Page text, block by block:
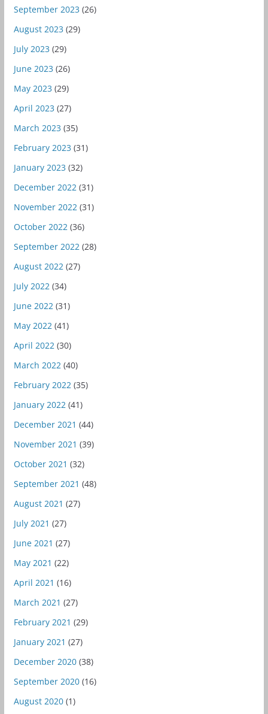
September 2023 (26)
August 2023 (29)
July 2023 (29)
June 2023 (26)
May 2023 (29)
April 2023 (27)
March 2023 (35)
February 2023 (31)
January 2023 (32)
December 2022 (31)
November 2022 (31)
October 2022 (36)
September 2022 (28)
August 2022 (27)
July 2022 (34)
June 2022 (31)
May 2022 (41)
April 2022 (30)
March 2022 (40)
February 2022 (35)
January 2022 (41)
December 2021 (44)
November 2021 (39)
October 2021 (32)
September 2021 (48)
August 2021 (27)
July 2021 (27)
June 2021 (27)
May 2021 (22)
April 2021 (16)
March 2021 (27)
February 2021 (29)
January 2021 (27)
December 2020(38)
September 2020(16)
August 2020(1)